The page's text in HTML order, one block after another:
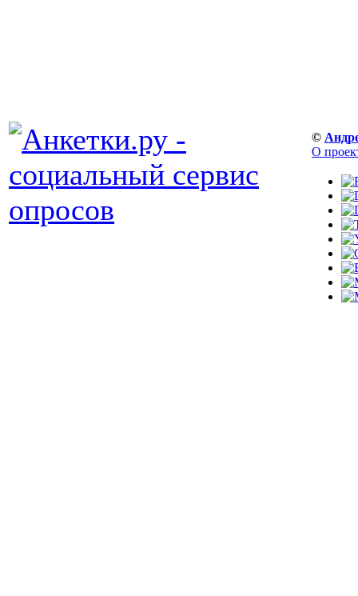
©
О